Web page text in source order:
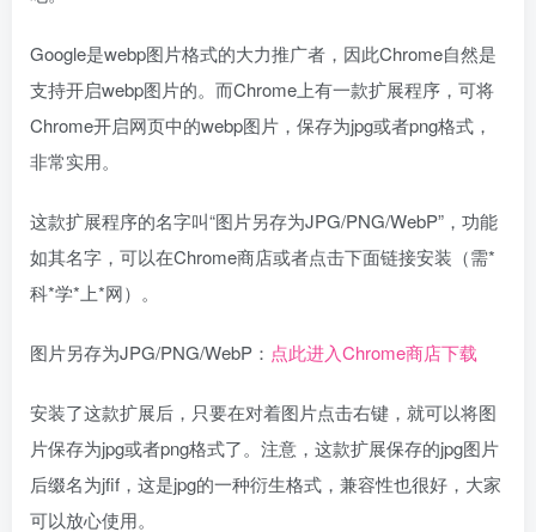
Google是webp图片格式的大力推广者，因此Chrome自然是
支持开启webp图片的。而Chrome上有一款扩展程序，可将
Chrome开启网页中的webp图片，保存为jpg或者png格式，
非常实用。
这款扩展程序的名字叫“图片另存为JPG/PNG/WebP”，功能
如其名字，可以在Chrome商店或者点击下面链接安装（需*
科*学*上*网）。
图片另存为JPG/PNG/WebP： 点此进入Chrome商店下载
安装了这款扩展后，只要在对着图片点击右键，就可以将图
片保存为jpg或者png格式了。注意，这款扩展保存的jpg图片
后缀名为jfif，这是jpg的一种衍生格式，兼容性也很好，大家
可以放心使用。